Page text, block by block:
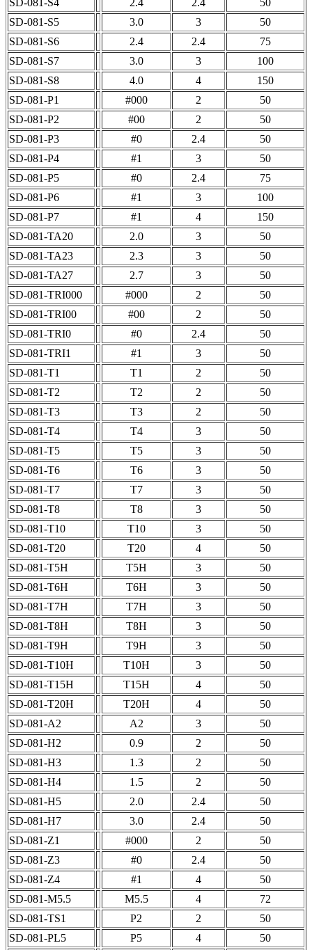
SD-081-S5
3.0 3
50
SD-081-S6
2.4 2.4
75
SD-081-S7
3.0 3
100
SD-081-S8
4.0 4
150
SD-081-P1
#000 2
50
SD-081-P2
#00 2
50
SD-081-P3
#0 2.4
50
SD-081-P4
#1 3
50
SD-081-P5
#0 2.4
75
SD-081-P6
#1 3
100
SD-081-P7
#1 4
150
SD-081-TA20
2.0 3
50
SD-081-TA23
2.3 3
50
SD-081-TA27
2.7 3
50
SD-081-TRI000
#000 2
50
SD-081-TRI00
#00 2
50
SD-081-TRI0
#0 2.4
50
SD-081-TRI1
#1 3
50
SD-081-T1
T1 2
50
SD-081-T2
T2 2
50
SD-081-T3
T3 2
50
SD-081-T4
T4 3
50
SD-081-T5
T5 3
50
SD-081-T6
T6 3
50
SD-081-T7
T7 3
50
SD-081-T8
T8 3
50
SD-081-T10
T10 3
50
SD-081-T20
T20 4
50
SD-081-T5H
T5H 3
50
SD-081-T6H
T6H 3
50
SD-081-T7H
T7H 3
50
SD-081-T8H
T8H 3
50
SD-081-T9H
T9H 3
50
SD-081-T10H
T10H 3
50
SD-081-T15H
T15H 4
50
SD-081-T20H
T20H 4
50
SD-081-A2
A2 3
50
SD-081-H2
0.9 2
50
SD-081-H3
1.3 2
50
SD-081-H4
1.5 2
50
SD-081-H5
2.0 2.4
50
SD-081-H7
3.0 2.4
50
SD-081-Z1
#000 2
50
SD-081-Z3
#0 2.4
50
SD-081-Z4
#1 4
50
SD-081-M5.5
M5.5 4
72
SD-081-TS1
P2 2
50
SD-081-PL5
P5 4
50